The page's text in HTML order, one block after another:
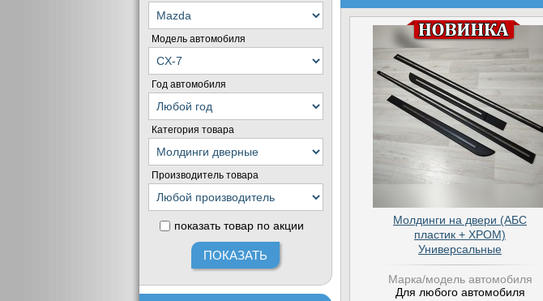
Модель автомобиля
Год автомобиля
Категория товара
Производитель товара
показать товар по акции
Молдинги на двери (АБС
пластик + ХРОМ)
Универсальные
Марка/модель автомобиля
Для любого автомобиля